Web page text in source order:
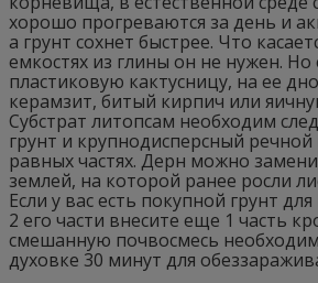
хорошо прогреваются за день и
а грунт сохнет быстрее. Что
емкостях из глины он не нужен.
пластиковую кактусницу, на ее
керамзит, битый кирпич или
Субстрат литопсам необходим
грунт и крупнодисперсный речной
равных частях. Дерн можно
землей, на которой ранее росли
Если у вас есть покупной грунт
2 его части внесите еще 1 часть
смешанную почвосмесь
духовке 30 минут для